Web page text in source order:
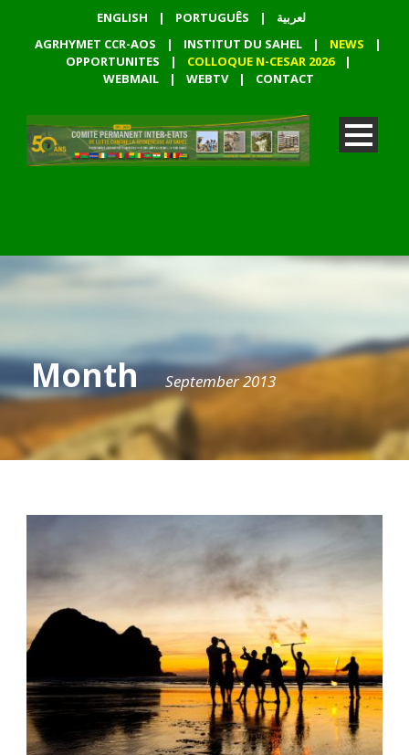
ENGLISH | PORTUGUÊS |
لعربية
AGRHYMET CCR-AOS
| INSTITUT DU SAHEL | NEWS
|
OPPORTUNITES
| COLLOQUE N-CESAR 2026
|
WEBMAIL
| WEBTV | CONTACT
Month September 2013